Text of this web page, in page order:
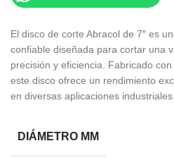
El disco de corte Abracol de 7″ es
confiable diseñada para cortar una
precisión y eficiencia. Fabricado
este disco ofrece un rendimiento
en diversas aplicaciones
DIÁMETRO MM